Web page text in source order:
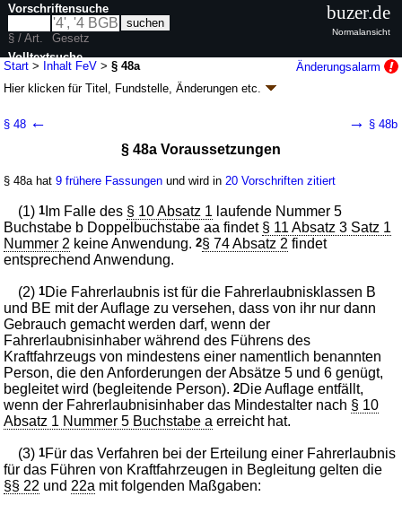
Start > Inhalt FeV >§ 48a
Änderungsalarm
Hier klicken fürTitel, Fundstelle, Änderungen etc.
BGBl. 2026 I Nr. 142
54 weitere Fassungen | Drucksachen / Entwurf / Begründung
II. Führen von Kraftfahrzeugen
10. Begleitetes Fahren ab 17 Jahre
§ 48 ← → § 48b
§ 48a Voraussetzungen
§ 48a hat9 frühere Fassungen und wird in 20 Vorschriften zitiert
(1)1 Im Falle des § 10 Absatz 1 laufende Nummer 5
Buchstabe b Doppelbuchstabe aa findet § 11 Absatz 3 Satz 1
Nummer 2 keine Anwendung.2§ 74 Absatz 2 findet
entsprechend Anwendung.
(2)1Die Fahrerlaubnis ist für die Fahrerlaubnisklassen B
und BE mit der Auflage zu versehen, dass von ihr nur dann
Gebrauch gemacht werden darf, wenn der
Fahrerlaubnisinhaber während des Führens des
Kraftfahrzeugs von mindestens einer namentlich benannten
Person, die den Anforderungen der Absätze 5 und 6 genügt,
begleitet wird (begleitende Person).2Die Auflage entfällt,
wenn der Fahrerlaubnisinhaber das Mindestalter nach § 10
Absatz 1 Nummer 5 Buchstabe a erreicht hat.
(3)1Für das Verfahren bei der Erteilung einer Fahrerlaubnis
für das Führen von Kraftfahrzeugen in Begleitung gelten die
§§ 22 und 22a mit folgenden Maßgaben:
Vorschriftensuche
§ / Art.
Gesetz
Volltextsuche
nur in FeV
buzer.de
Normalansicht